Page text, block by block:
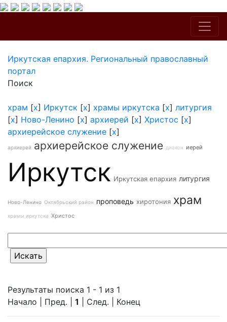
Иркутская епархия. Региональный православный
портал
Поиск
храм [x] Иркутск [x] храмы иркутска [x] литургия
[x] Ново-Ленино [x] архиерей [x] Христос [x]
архиерейское служение [x]
архиерей архиерейское служение диакон иерей
Иркутск Иркутская епархия литургия
Ново-Ленино Октябрьский район проповедь хиротония храм
храмы иркутска Христос
Результаты поиска 1 - 1 из 1
Начало | Пред. | 1 | След. | Конец